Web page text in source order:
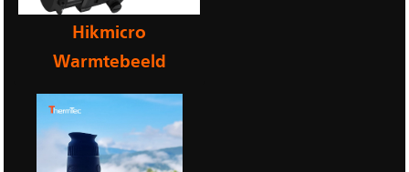
Hikmicro
Warmtebeeld